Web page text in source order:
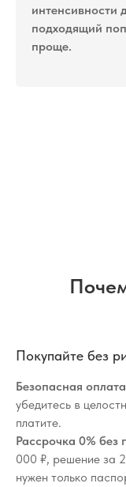
интенсивности
подходящий
проще.
Покупайте без
Безопасная
убедитесь в
платите.
Рассрочка 0% без
000 ₽, решение за
нужен только